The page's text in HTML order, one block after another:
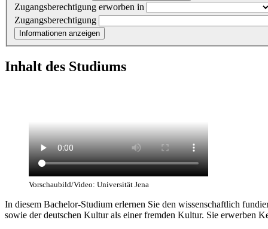
Zugangsberechtigung erworben in
Zugangsberechtigung
Informationen anzeigen
Inhalt des Studiums
Vorschaubild/Video: Universität Jena
In diesem Bachelor-Studium erlernen Sie den wissenschaftlich
sowie der deutschen Kultur als einer fremden Kultur. Sie erwerben